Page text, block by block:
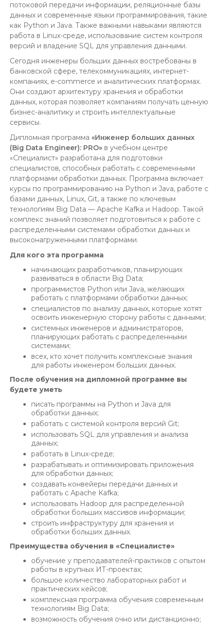
потоковой передачи информации, реляционные базы
данных и современные языки программирования, такие
как Python и Java. Также важными навыками являются
работа в Linux-среде, использование систем контроля
версий и владение SQL для управления данными.
Сегодня инженеры больших данных востребованы в
банковской сфере, телекоммуникациях, интернет-
компаниях, e-commerce и аналитических платформах.
Они создают архитектуру хранения и обработки
данных, которая позволяет компаниям получать ценную
бизнес-аналитику и строить интеллектуальные
сервисы.
Дипломная программа «Инженер больших данных
(Big Data Engineer): PRO» в учебном центре
«Специалист» разработана для подготовки
специалистов, способных работать с современными
платформами обработки данных. Программа включает
курсы по программированию на Python и Java, работе с
базами данных, Linux, Git, а также по ключевым
технологиям Big Data — Apache Kafka и Hadoop. Такой
комплекс знаний позволяет подготовиться к работе с
распределенными системами обработки данных и
высоконагруженными платформами.
Для кого эта программа
начинающих разработчиков, планирующих
развиваться в области Big Data;
программистов Python или Java, желающих
работать с платформами обработки данных;
специалистов по анализу данных, которые хотят
освоить инженерную сторону работы с данными;
системных инженеров и администраторов,
планирующих работать с распределенными
системами;
всех, кто хочет получить комплексные знания
для работы инженером больших данных.
После обучения на дипломной программе вы
будете уметь
писать программы на Python и Java для
обработки данных;
работать с системой контроля версий Git;
использовать SQL для управления и анализа
данных;
работать в Linux-среде;
разрабатывать и оптимизировать приложения
для обработки данных;
создавать конвейеры передачи данных и
работать с Apache Kafka;
использовать Hadoop для распределенной
обработки больших массивов информации;
строить инфраструктуру для хранения и
обработки больших данных.
Преимущества обучения в «Специалисте»
обучение у преподавателей-практиков с опытом
работы в крупных ИТ-проектах;
большое количество лабораторных работ и
практических кейсов;
комплексная программа обучения современным
технологиям Big Data;
возможность обучения очно или дистанционно;